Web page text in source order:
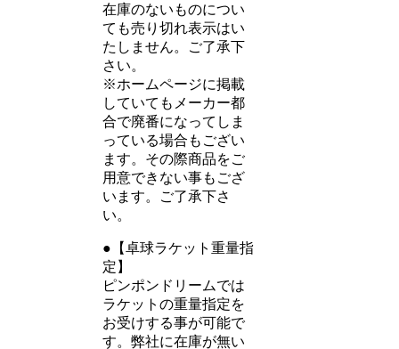
在庫のないものについ
ても売り切れ表示はい
たしません。ご了承下
さい。
※ホームページに掲載
していてもメーカー都
合で廃番になってしま
っている場合もござい
ます。その際商品をご
用意できない事もござ
います。ご了承下さ
い。
●【卓球ラケット重量指
定】
ピンポンドリームでは
ラケットの重量指定を
お受けする事が可能で
す。弊社に在庫が無い